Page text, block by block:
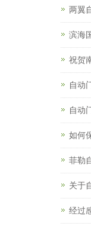
两翼
滨海
祝贺
自动
自动
如何
菲勒
关于
经过